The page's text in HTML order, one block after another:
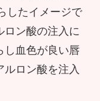
したイメージで
ロン酸の注入に
し血色が良い唇
ロン酸を注入